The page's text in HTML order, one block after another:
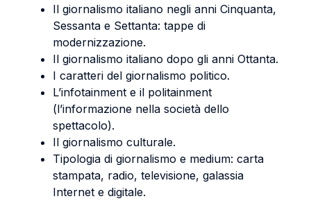
Il giornalismo italiano negli anni Cinquanta,
Sessanta e Settanta: tappe di
modernizzazione.
Il giornalismo italiano dopo gli anni Ottanta.
I caratteri del giornalismo politico.
L’infotainment e il politainment
(l’informazione nella società dello
spettacolo).
Il giornalismo culturale.
Tipologia di giornalismo e medium: carta
stampata, radio, televisione, galassia
Internet e digitale.